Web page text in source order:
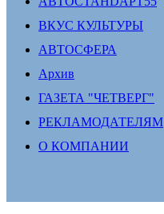
ВКУС КУЛЬТУРЫ
АВТОСФЕРА
Архив
ГАЗЕТА "ЧЕТВЕРГ"
РЕКЛАМОДАТЕЛЯМ
О КОМПАНИИ